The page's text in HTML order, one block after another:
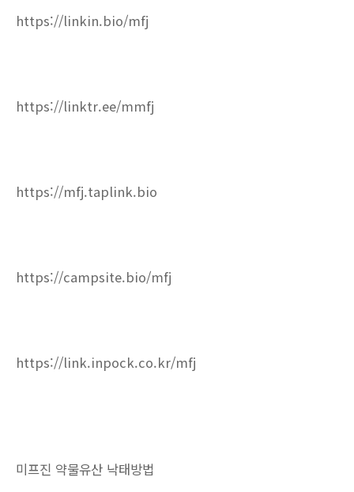
https://linkin.bio/mfj
https://linktr.ee/mmfj
https://mfj.taplink.bio
https://campsite.bio/mfj
https://link.inpock.co.kr/mfj
미프진 약물유산 낙태방법